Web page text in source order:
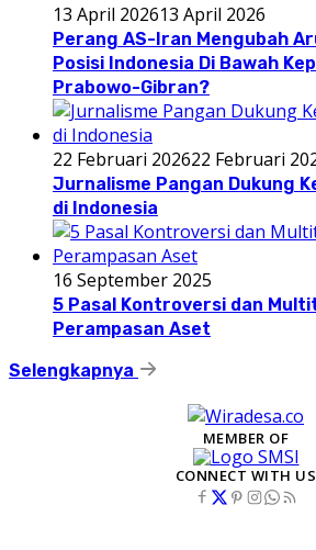
13 April 202613 April 2026
Perang AS-Iran Mengubah
Posisi Indonesia Di Bawah
Prabowo-Gibran?
22 Februari 202622 Februari
Jurnalisme Pangan Dukung
di Indonesia
16 September 2025
5 Pasal Kontroversi dan
Perampasan Aset
Selengkapnya
MEMBER OF
CONNECT WITH US